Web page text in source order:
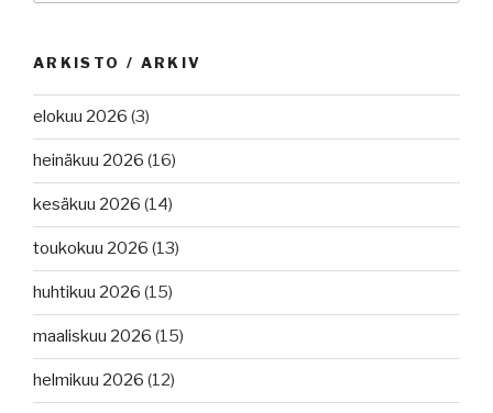
ARKISTO / ARKIV
elokuu 2026 (3)
heinäkuu 2026 (16)
kesäkuu 2026 (14)
toukokuu 2026 (13)
huhtikuu 2026 (15)
maaliskuu 2026 (15)
helmikuu 2026 (12)